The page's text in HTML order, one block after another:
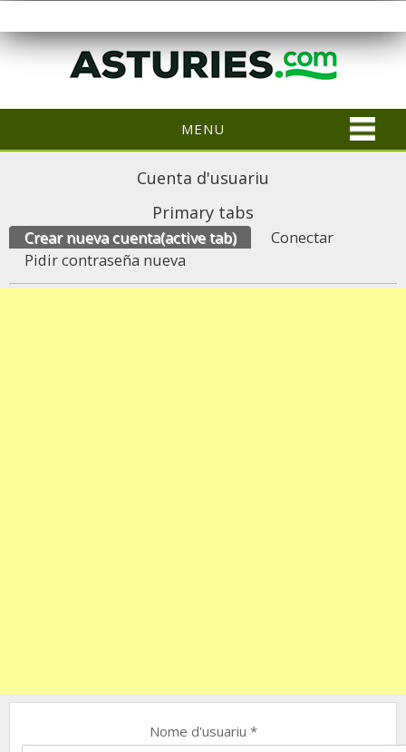
MENU
Cuenta d'usuariu
Primary tabs
Crear nueva cuenta(active tab)
Conectar
Pidir contraseña nueva
Nome d'usuariu *